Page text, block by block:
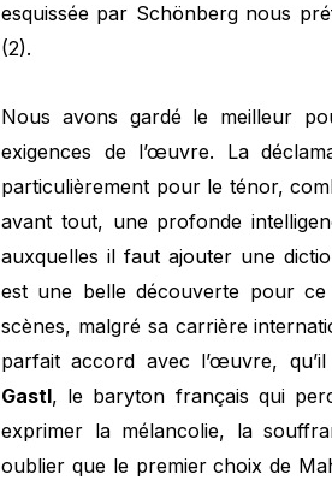
esquissée par Schönberg nous
(2).
Nous avons gardé le meilleur
exigences de l’œuvre. La
particulièrement pour le ténor,
avant tout, une profonde
auxquelles il faut ajouter une
est une belle découverte pour
scènes, malgré sa carrière
parfait accord avec l’œuvre,
Gastl, le baryton français qui
exprimer la mélancolie, la
oublier que le premier choix de